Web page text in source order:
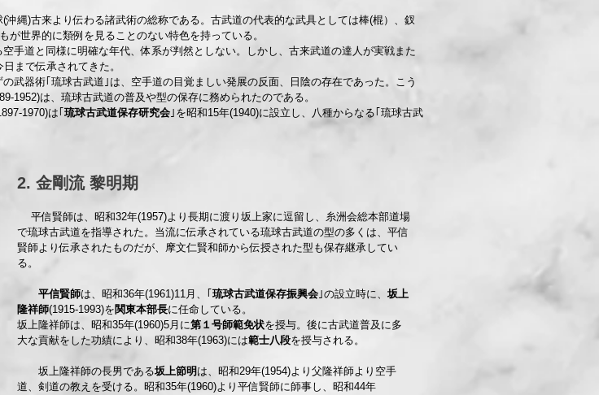
縄)古来より伝わる諸武術の総称である。古武道の代表的な武具としては棒(棍）、釵
世界的に類例を見ることのない特色を持っている。
手道と同様に明確な年代、体系が判然としない。しかし、古来武道の達人が実戦また
まで伝承されてきた。
武器術｢琉球古武道｣は、空手道の目覚ましい発展の反面、日陰の存在であった。こう
1952)は、琉球古武道の普及や型の保存に務められたのである。
1970)は｢ 琉球古武道保存研究会 ｣を昭和15年(1940)に設立し、八種からなる｢琉球古武
​2. 金剛流 黎明期
平信賢師は、昭和32年(1957)より長期に渡り坂上家に逗留し、糸洲会総本部道場
で琉球古武道を指導された。当流に伝承されている琉球古武道の型の多くは、平信
賢師より伝承されたものだが、摩文仁賢和師から伝授された型も保存継承してい
る。
平信賢師は、昭和36年(1961)11月、｢ 琉球古武道保存振興会 ｣の設立時に、 坂上
隆祥師(1915-1993)を 関東本部長に任命している。
坂上隆祥師は、昭和35年(1960)5月に第１号師範免状を授与。後に古武道普及に多
大な貢献をした功績により、昭和38年(1963)には範士八段を授与される。
坂上隆祥師の長男である坂上節明 は、昭和29年(1954)より父隆祥師より空手
道、剣道の教えを受ける。昭和35年(1960)より平信賢師に師事し、昭和44年